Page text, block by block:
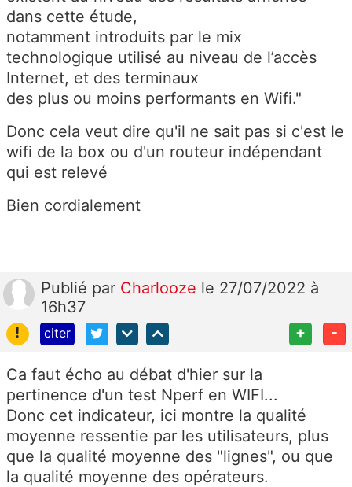
dans cette étude,
notamment introduits par le mix
technologique utilisé au niveau de l’accès
Internet, et des terminaux
des plus ou moins performants en Wifi."
Donc cela veut dire qu'il ne sait pas si c'est le
wifi de la box ou d'un routeur indépendant
qui est relevé
Bien cordialement
Publié par Charlooze le 27/07/2022 à
16h37
!
citer + -
Ca faut écho au débat d'hier sur la
pertinence d'un test Nperf en WIFI...
Donc cet indicateur, ici montre la qualité
moyenne ressentie par les utilisateurs, plus
que la qualité moyenne des "lignes", ou que
la qualité moyenne des opérateurs.